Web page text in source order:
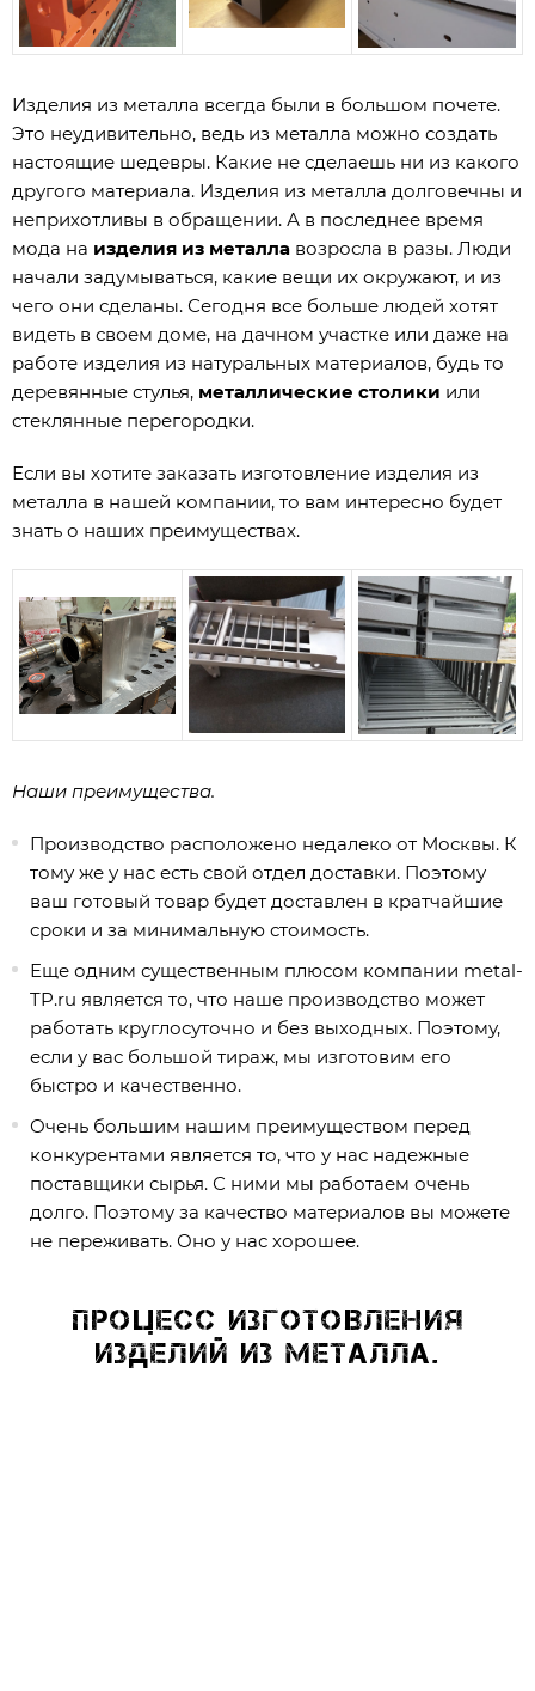
Изделия из металла всегда были в большом почете.
Это неудивительно, ведь из металла можно создать
настоящие шедевры. Какие не сделаешь ни из какого
другого материала. Изделия из металла долговечны и
неприхотливы в обращении. А в последнее время
мода на изделия из металла возросла в разы. Люди
начали задумываться, какие вещи их окружают, и из
чего они сделаны. Сегодня все больше людей хотят
видеть в своем доме, на дачном участке или даже на
работе изделия из натуральных материалов, будь то
деревянные стулья, металлические столики или
стеклянные перегородки.
Если вы хотите заказать изготовление изделия из
металла в нашей компании, то вам интересно будет
знать о наших преимуществах.
Наши преимущества.
Производство расположено недалеко от Москвы. К
тому же у нас есть свой отдел доставки. Поэтому
ваш готовый товар будет доставлен в кратчайшие
сроки и за минимальную стоимость.
Еще одним существенным плюсом компании metal-
TP.ru является то, что наше производство может
работать круглосуточно и без выходных. Поэтому,
если у вас большой тираж, мы изготовим его
быстро и качественно.
Очень большим нашим преимуществом перед
конкурентами является то, что у нас надежные
поставщики сырья. С ними мы работаем очень
долго. Поэтому за качество материалов вы можете
не переживать. Оно у нас хорошее.
Процесс изготовления
изделий из металла.